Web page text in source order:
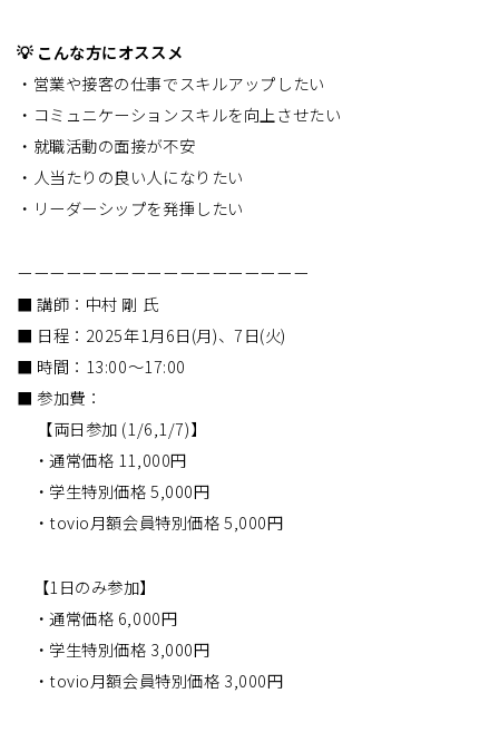
💡 こんな方にオススメ
・営業や接客の仕事でスキルアップしたい
・コミュニケーションスキルを向上させたい
・就職活動の面接が不安
・人当たりの良い人になりたい
・リーダーシップを発揮したい
ーーーーーーーーーーーーーーーーーー
■ 講師：中村 剛 氏
■ 日程：2025年1月6日(月)、7日(火)
■ 時間：13:00〜17:00
■ 参加費：
【両日参加 (1/6,1/7)】
・通常価格 11,000円
・学生特別価格 5,000円
・tovio月額会員特別価格 5,000円
【1日のみ参加】
・通常価格 6,000円
・学生特別価格 3,000円
・tovio月額会員特別価格 3,000円